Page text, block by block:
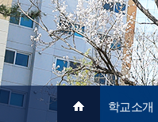
학교소개